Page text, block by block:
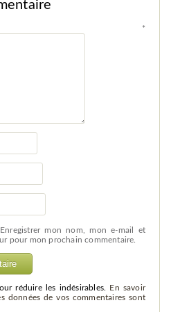
*
Enregistrer mon nom, mon e-mail et
pour mon prochain commentaire.
réduire les indésirables. En savoir
données de vos commentaires sont